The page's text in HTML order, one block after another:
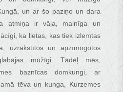
un ar šo paziņo un dara
atmiņa ir vāja, mainīga un
ka lietas, kas tiek izlemtas
uzrakstītos un apzīmogotos
mūžīgi. Tādēļ mēs,
baznīcas domkungi, ar
tēva un kunga, Kurzemes